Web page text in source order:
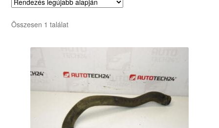
Összesen 1 találat